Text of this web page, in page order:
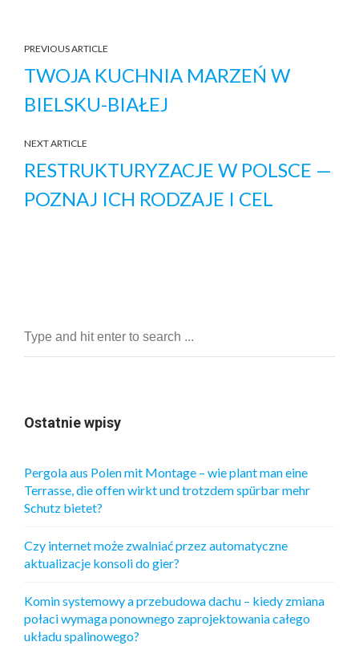
PREVIOUS ARTICLE
TWOJA KUCHNIA MARZEŃ W
BIELSKU-BIAŁEJ
NEXT ARTICLE
RESTRUKTURYZACJE W POLSCE —
POZNAJ ICH RODZAJE I CEL
Ostatnie wpisy
Pergola aus Polen mit Montage – wie plant man eine
Terrasse, die offen wirkt und trotzdem spürbar mehr
Schutz bietet?
Czy internet może zwalniać przez automatyczne
aktualizacje konsoli do gier?
Komin systemowy a przebudowa dachu – kiedy zmiana
połaci wymaga ponownego zaprojektowania całego
układu spalinowego?